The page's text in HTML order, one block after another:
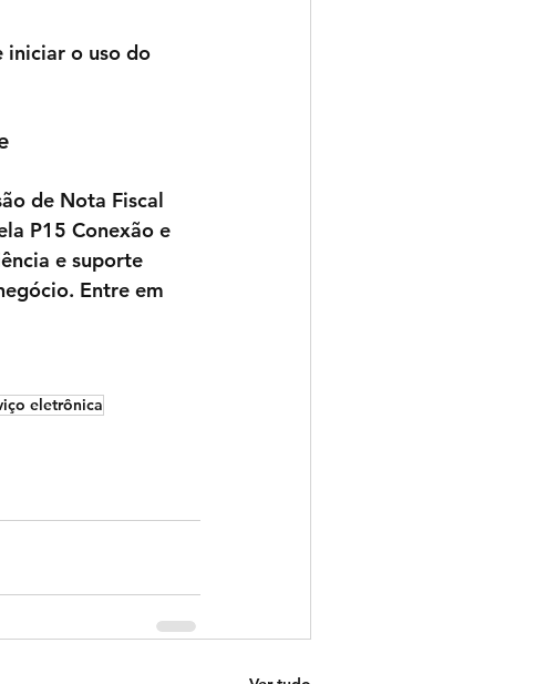
iniciar o uso do
de Nota Fiscal
P15 Conexão e
e suporte
Entre em
eletrônica